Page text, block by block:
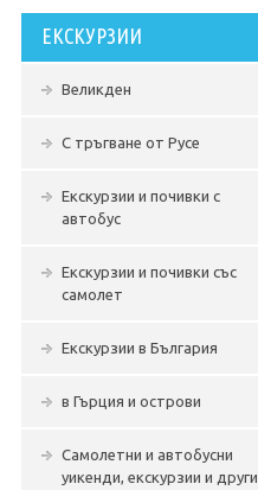
ЕКСКУРЗИИ
Великден
С тръгване от Русе
Екскурзии и почивки с
автобус
Екскурзии и почивки със
самолет
Екскурзии в България
в Гърция и острови
Самолетни и автобусни
уикенди, екскурзии и други